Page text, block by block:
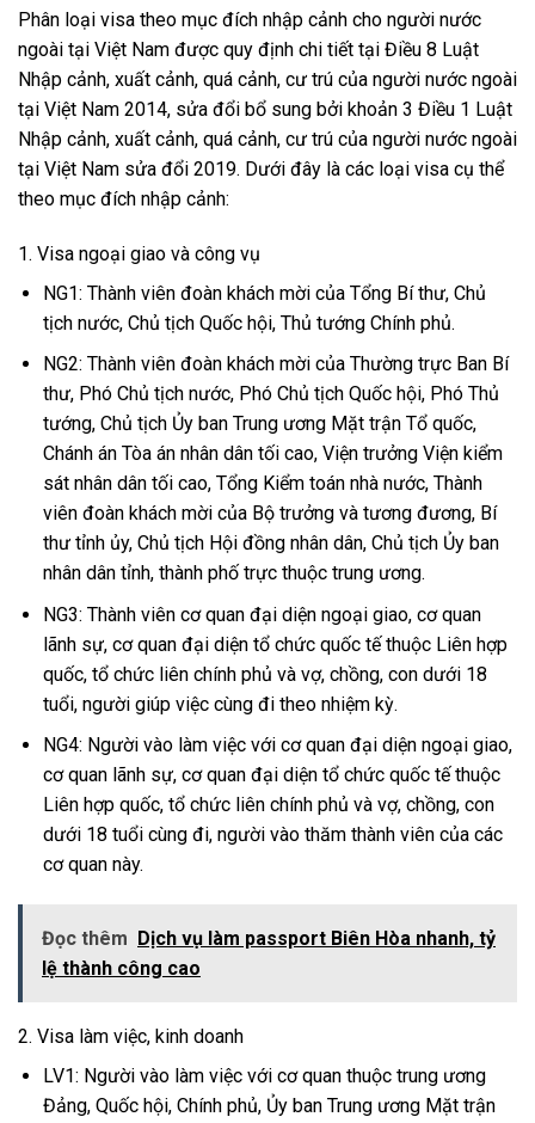
Phân loại visa theo mục đích nhập cảnh cho người nước
ngoài tại Việt Nam được quy định chi tiết tại Điều 8 Luật
Nhập cảnh, xuất cảnh, quá cảnh, cư trú của người nước ngoài
tại Việt Nam 2014, sửa đổi bổ sung bởi khoản 3 Điều 1 Luật
Nhập cảnh, xuất cảnh, quá cảnh, cư trú của người nước ngoài
tại Việt Nam sửa đổi 2019. Dưới đây là các loại visa cụ thể
theo mục đích nhập cảnh:
1. Visa ngoại giao và công vụ
NG1: Thành viên đoàn khách mời của Tổng Bí thư, Chủ
tịch nước, Chủ tịch Quốc hội, Thủ tướng Chính phủ.
NG2: Thành viên đoàn khách mời của Thường trực Ban Bí
thư, Phó Chủ tịch nước, Phó Chủ tịch Quốc hội, Phó Thủ
tướng, Chủ tịch Ủy ban Trung ương Mặt trận Tổ quốc,
Chánh án Tòa án nhân dân tối cao, Viện trưởng Viện kiểm
sát nhân dân tối cao, Tổng Kiểm toán nhà nước, Thành
viên đoàn khách mời của Bộ trưởng và tương đương, Bí
thư tỉnh ủy, Chủ tịch Hội đồng nhân dân, Chủ tịch Ủy ban
nhân dân tỉnh, thành phố trực thuộc trung ương.
NG3: Thành viên cơ quan đại diện ngoại giao, cơ quan
lãnh sự, cơ quan đại diện tổ chức quốc tế thuộc Liên hợp
quốc, tổ chức liên chính phủ và vợ, chồng, con dưới 18
tuổi, người giúp việc cùng đi theo nhiệm kỳ.
NG4: Người vào làm việc với cơ quan đại diện ngoại giao,
cơ quan lãnh sự, cơ quan đại diện tổ chức quốc tế thuộc
Liên hợp quốc, tổ chức liên chính phủ và vợ, chồng, con
dưới 18 tuổi cùng đi, người vào thăm thành viên của các
cơ quan này.
Đọc thêm
Dịch vụ làm passport Biên Hòa nhanh, tỷ
lệ thành công cao
2. Visa làm việc, kinh doanh
LV1: Người vào làm việc với cơ quan thuộc trung ương
Đảng, Quốc hội, Chính phủ, Ủy ban Trung ương Mặt trận